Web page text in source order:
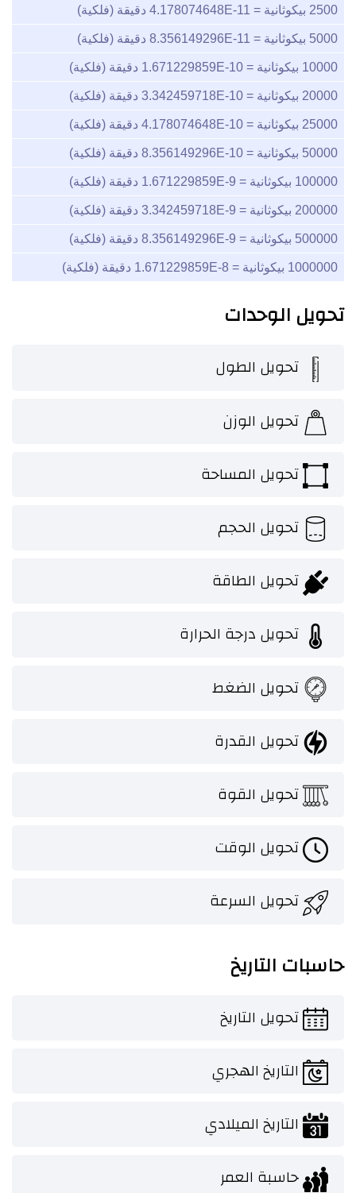
2500 بيكوثانية = 4.178074648E-11 دقيقة (فلكية)
5000 بيكوثانية = 8.356149296E-11 دقيقة (فلكية)
10000 بيكوثانية = 1.671229859E-10 دقيقة (فلكية)
20000 بيكوثانية = 3.342459718E-10 دقيقة (فلكية)
25000 بيكوثانية = 4.178074648E-10 دقيقة (فلكية)
50000 بيكوثانية = 8.356149296E-10 دقيقة (فلكية)
100000 بيكوثانية = 1.671229859E-9 دقيقة (فلكية)
200000 بيكوثانية = 3.342459718E-9 دقيقة (فلكية)
500000 بيكوثانية = 8.356149296E-9 دقيقة (فلكية)
1000000 بيكوثانية = 1.671229859E-8 دقيقة (فلكية)
تحويل الوحدات
تحويل الطول
تحويل الوزن
تحويل المساحة
تحويل الحجم
تحويل الطاقة
تحويل درجة الحرارة
تحويل الضغط
تحويل القدرة
تحويل القوة
تحويل الوقت
تحويل السرعة
حاسبات التاريخ
تحويل التاريخ
التاريخ الهجري
التاريخ الميلادي
حاسبة العمر